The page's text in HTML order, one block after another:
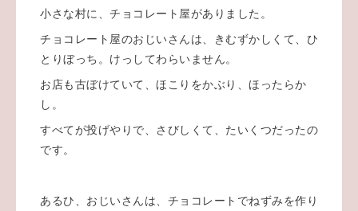
小さな村に、チョコレート屋がありました。
チョコレート屋のおじいさんは、きむずかしくて、ひ
とりぼっち。けっしてわらいません。
お店も古ぼけていて、ほこりをかぶり、ほったらか
し。
すべてが投げやりで、さびしくて、たいくつだったの
です。
あるひ、おじいさんは、チョコレートでねずみを作り